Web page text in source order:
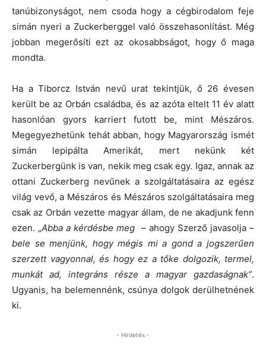
tanúbizonyságot, nem csoda hogy a cégbirodalom feje
simán nyeri a Zuckerberggel való összehasonlítást. Még
jobban megerősíti ezt az okosabbságot, hogy ő maga
mondta.
Ha a Tiborcz István nevű urat tekintjük, ő 26 évesen
került be az Orbán családba, és az azóta eltelt 11 év alatt
hasonlóan gyors karriert futott be, mint Mészáros.
Megegyezhetünk tehát abban, hogy Magyarország ismét
simán lepipálta Amerikát, mert nekünk két
Zuckerbergünk is van, nekik meg csak egy. Igaz, annak az
ottani Zuckerberg nevűnek a szolgáltatásaira az egész
világ vevő, a Mészáros és Mészáros szolgáltatásaira meg
csak az Orbán vezette magyar állam, de ne akadjunk fenn
ezen. „Abba a kérdésbe meg – ahogy Szerző javasolja –
bele se menjünk, hogy mégis mi a gond a jogszerűen
szerzett vagyonnal, és hogy ez a tőke dolgozik, termel,
munkát ad, integráns része a magyar gazdaságnak”.
Ugyanis, ha belemennénk, csúnya dolgok derülhetnének
ki.
- Hirdetés -